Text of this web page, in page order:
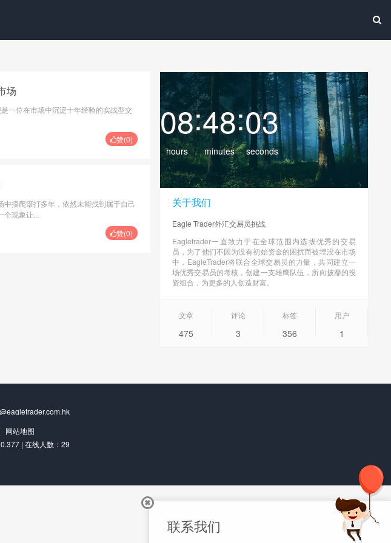
场
一位在市场中沉淀十年经验的实战型交
赞(0)
摸爬滚打多年，依然未能找到属于自己
现象让...
赞(0)
08
hours
:48
minutes
:04
seconds
关于我们
Eagle Trader外汇交易员挑战
Eagletrader一直致力于在全球范围内选拔优秀的交易
员，为了他们不因为没有初始资金的困扰而被埋没在市场
中，EagleTrader将联合全球交易员的力量，共同建立一
场优秀交易员的考核，创建一支雄鹰队伍，所向披靡的投
资组合，为更多的人创造财富。
文章
475
评论
3
标签
356
用户
1
网站地图
| 在线人数：29
联系我们